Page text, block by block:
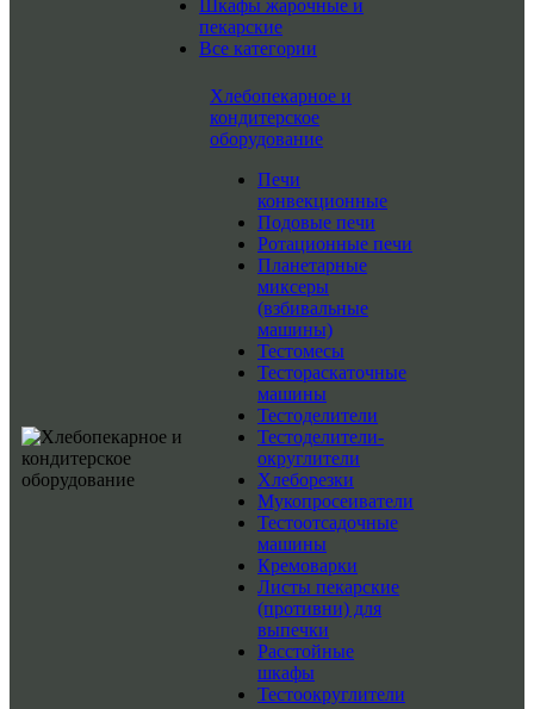
Шкафы жарочные и
пекарские
Все категории
Хлебопекарное и
кондитерское
оборудование
Печи
конвекционные
Подовые печи
Ротационные печи
Планетарные
миксеры
(взбивальные
машины)
Тестомесы
Тестораскаточные
машины
Тестоделители
Тестоделители-
округлители
Хлеборезки
Мукопросеиватели
Тестоотсадочные
машины
Кремоварки
Листы пекарские
(противни) для
выпечки
Расстойные
шкафы
Тестоокруглители